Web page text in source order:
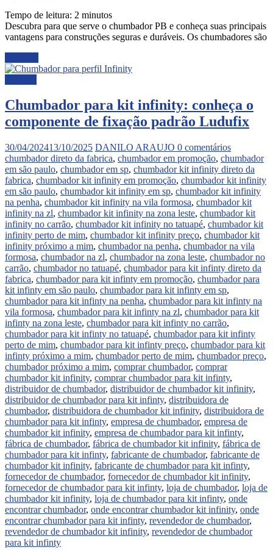
Tempo de leitura: 2 minutos
Descubra para que serve o chumbador PB e conheça suas principais
vantagens para construções seguras e duráveis. Os chumbadores são
Chumbador para kit infinity: conheça o
componente de fixação padrão Ludufix
30/04/202413/10/2025 DANILO ARAUJO 0 comentários
chumbador direto da fabrica, chumbador em promoção, chumbador
em são paulo, chumbador em sp, chumbador kit infinity direto da
fabrica, chumbador kit infinity em promoção, chumbador kit infinity
em são paulo, chumbador kit infinity em sp, chumbador kit infinity
na penha, chumbador kit infinity na vila formosa, chumbador kit
infinity na zl, chumbador kit infinity na zona leste, chumbador kit
infinity no carrão, chumbador kit infinity no tatuapé, chumbador kit
infinity perto de mim, chumbador kit infinity preço, chumbador kit
infinity próximo a mim, chumbador na penha, chumbador na vila
formosa, chumbador na zl, chumbador na zona leste, chumbador no
carrão, chumbador no tatuapé, chumbador para kit infinty direto da
fabrica, chumbador para kit infinty em promoção, chumbador para
kit infinty em são paulo, chumbador para kit infinty em sp,
chumbador para kit infinty na penha, chumbador para kit infinty na
vila formosa, chumbador para kit infinty na zl, chumbador para kit
infinty na zona leste, chumbador para kit infinty no carrão,
chumbador para kit infinty no tatuapé, chumbador para kit infinty
perto de mim, chumbador para kit infinty preço, chumbador para kit
infinty próximo a mim, chumbador perto de mim, chumbador preço,
chumbador próximo a mim, comprar chumbador, comprar
chumbador kit infinity, comprar chumbador para kit infinty,
distribuidor de chumbador, distribuidor de chumbador kit infinity,
distribuidor de chumbador para kit infinty, distribuidora de
chumbador, distribuidora de chumbador kit infinity, distribuidora de
chumbador para kit infinty, empresa de chumbador, empresa de
chumbador kit infinity, empresa de chumbador para kit infinty,
fábrica de chumbador, fábrica de chumbador kit infinity, fábrica de
chumbador para kit infinty, fabricante de chumbador, fabricante de
chumbador kit infinity, fabricante de chumbador para kit infinty,
fornecedor de chumbador, fornecedor de chumbador kit infinity,
fornecedor de chumbador para kit infinty, loja de chumbador, loja de
chumbador kit infinity, loja de chumbador para kit infinty, onde
encontrar chumbador, onde encontrar chumbador kit infinity, onde
encontrar chumbador para kit infinty, revendedor de chumbador,
revendedor de chumbador kit infinity, revendedor de chumbador
para kit infinty